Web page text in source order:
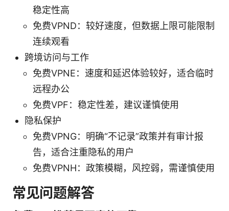
稳定性高
免费VPND：较好速度，但数据上限可能限制
连续观看
跨境访问与工作
免费VPNE：速度和延迟体验较好，适合临时
远程办公
免费VPF：稳定性差，建议谨慎使用
隐私保护
免费VPNG：明确“不记录”政策并有审计报
告，适合注重隐私的用户
免费VPNH：政策模糊，风控弱，需谨慎使用
常见问题解答